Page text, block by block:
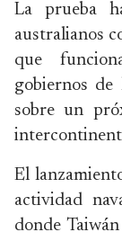
La prueba
australianos
que
gobiernos
sobre un
El
actividad
donde